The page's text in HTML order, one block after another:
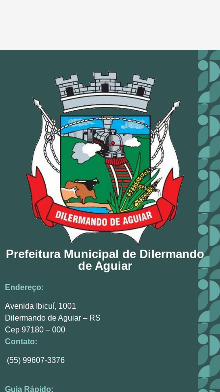
Prefeitura Municipal de Dilermando
de Aguiar
Endereço:
Avenida Ibicuí, 1001
Dilermando de Aguiar – RS
Cep 97180 – 000
Contato:
(55) 99607-3376
Guia Rápido: